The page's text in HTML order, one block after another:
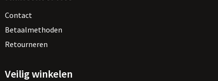
Contact
Betaalmethoden
Retourneren
Veilig winkelen